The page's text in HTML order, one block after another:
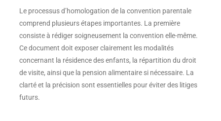
Le processus d’homologation de la convention parentale
comprend plusieurs étapes importantes. La première
consiste à rédiger soigneusement la convention elle-même.
Ce document doit exposer clairement les modalités
concernant la résidence des enfants, la répartition du droit
de visite, ainsi que la pension alimentaire si nécessaire. La
clarté et la précision sont essentielles pour éviter des litiges
futurs.